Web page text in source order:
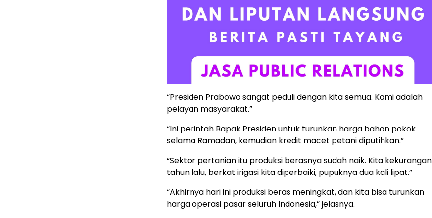
“Presiden Prabowo sangat peduli dengan kita semua. Kami adalah
pelayan masyarakat.”
“Ini perintah Bapak Presiden untuk turunkan harga bahan pokok
selama Ramadan, kemudian kredit macet petani diputihkan.”
“Sektor pertanian itu produksi berasnya sudah naik. Kita kekurangan
tahun lalu, berkat irigasi kita diperbaiki, pupuknya dua kali lipat.”
“Akhirnya hari ini produksi beras meningkat, dan kita bisa turunkan
harga operasi pasar seluruh Indonesia,” jelasnya.